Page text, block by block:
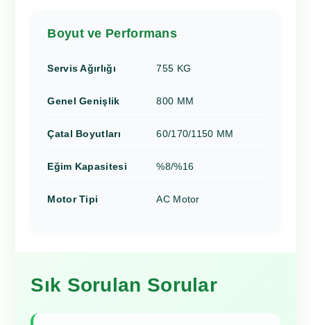
Boyut ve Performans
Servis Ağırlığı 755 KG
Genel Genişlik 800 MM
Çatal Boyutları 60/170/1150 MM
Eğim Kapasitesi %8/%16
Motor Tipi AC Motor
Sık Sorulan Sorular